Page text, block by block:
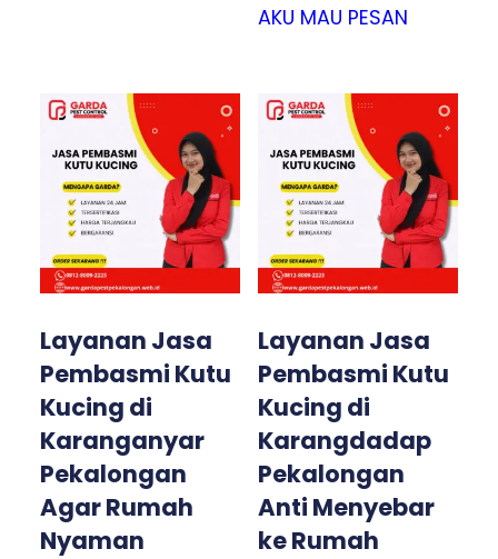
AKU MAU PESAN
Layanan Jasa
Pembasmi Kutu
Kucing di
Karanganyar
Pekalongan
Agar Rumah
Nyaman
Layanan Jasa
Pembasmi Kutu
Kucing di
Karangdadap
Pekalongan
Anti Menyebar
ke Rumah